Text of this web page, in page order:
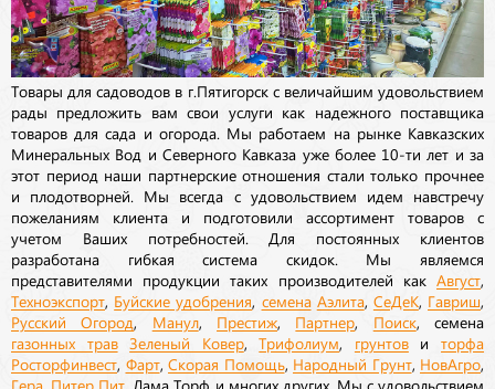
Товары для садоводов в г.Пятигорск с величайшим удовольствием
рады предложить вам свои услуги как надежного поставщика
товаров для сада и огорода. Мы работаем на рынке Кавказских
Минеральных Вод и Северного Кавказа уже более 10-ти лет и за
этот период наши партнерские отношения стали только прочнее
и плодотворней. Мы всегда с удовольствием идем навстречу
пожеланиям клиента и подготовили ассортимент товаров с
учетом Ваших потребностей. Для постоянных клиентов
разработана гибкая система скидок. Мы являемся
представителями продукции таких производителей как Август
Техноэкспорт Буйские удобрения семена Аэлита, СеДеК Гавриш
Русский Огород Манул, Престиж Партнер Поиск, семена
газонных трав Зеленый Ковер,Трифолиум грунтовиторфа
Росторфинвест Фарт, Скорая Помощь Народный Грунт, НовАгро
Гера Питер Пит , Лама Торф и многих других. Мы с удовольствием